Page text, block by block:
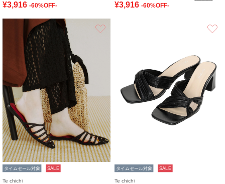
¥3,916 -60%OFF-
¥3,916 -60%OFF-
タイムセール対象 SALE
Te chichi
タイムセール対象 SALE
Te chichi